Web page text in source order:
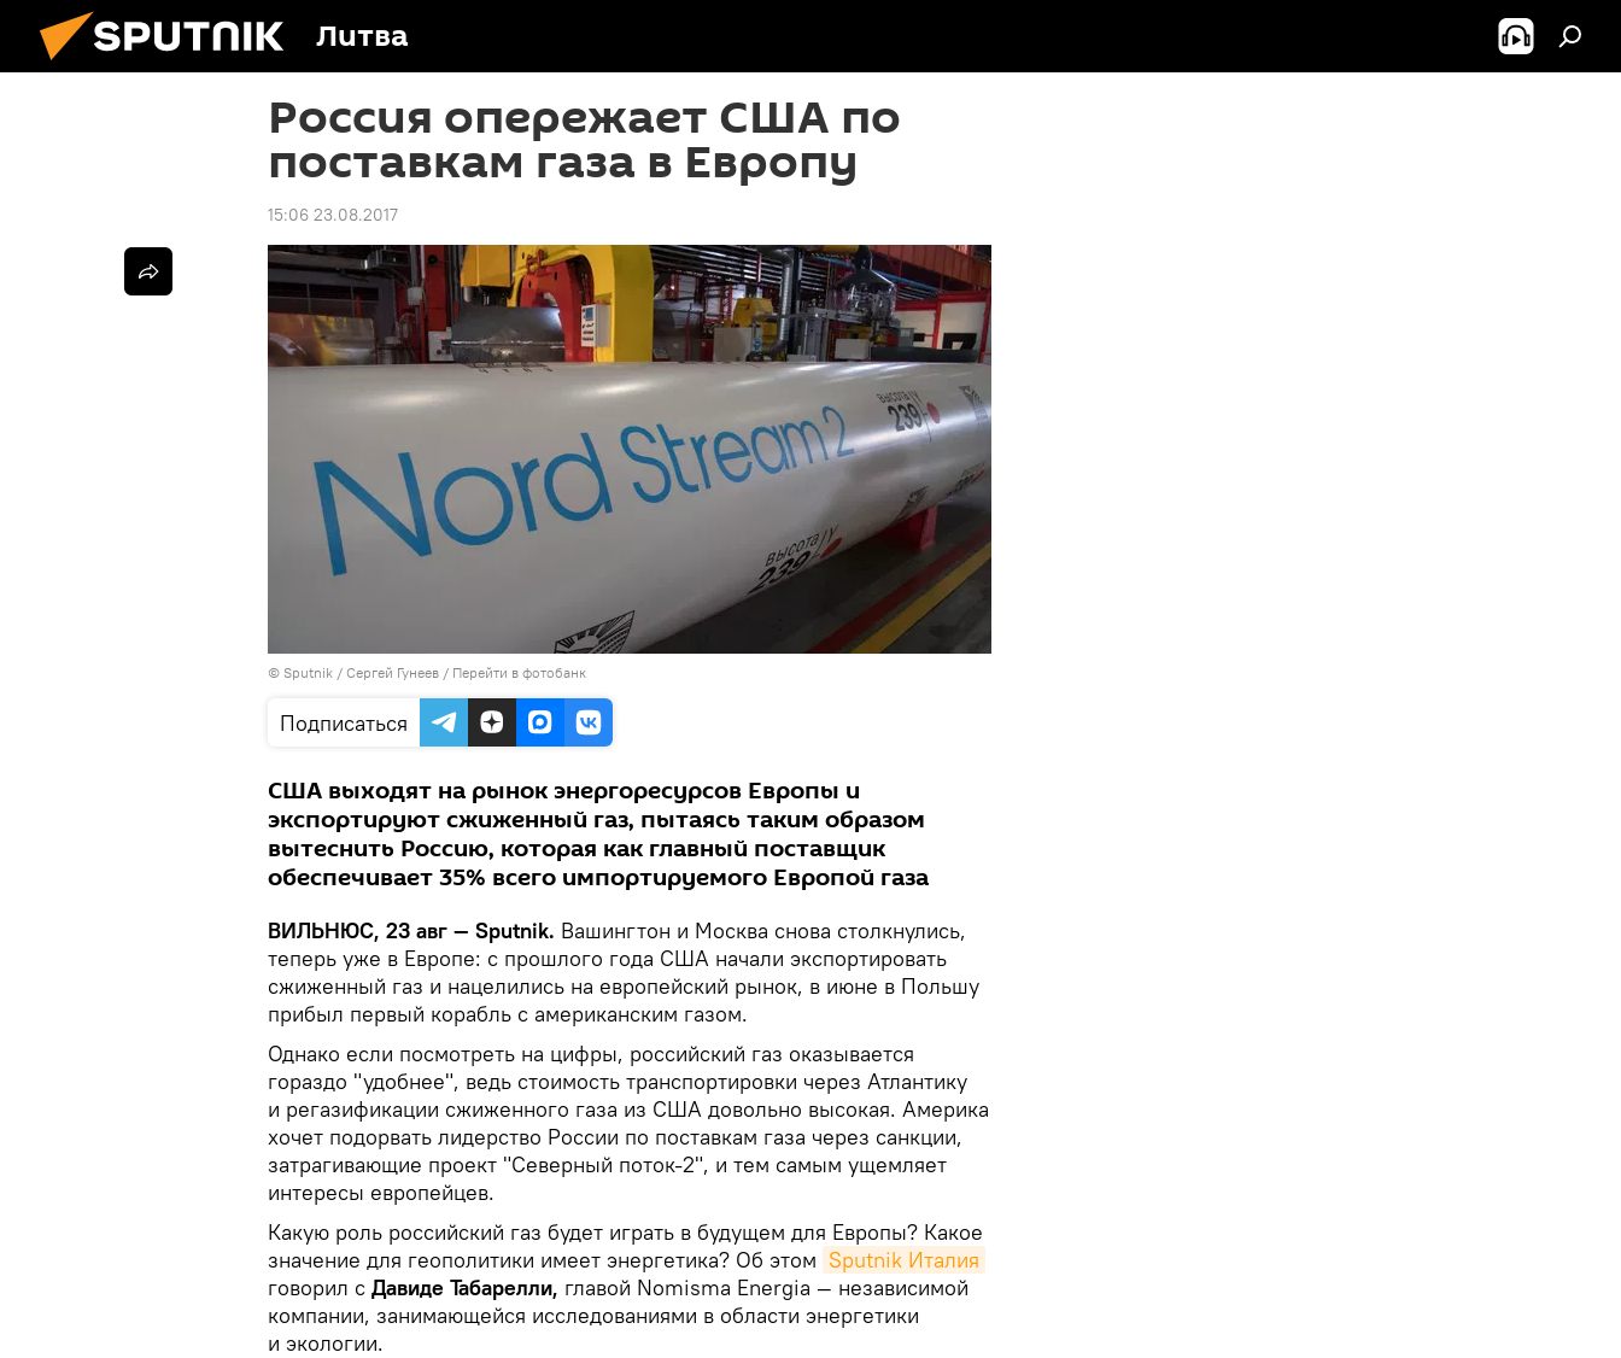
Литва
Россия опережает США по
поставкам газа в Европу
15:06 23.08.2017
© Sputnik / Сергей Гунеев / Перейти в фотобанк
Подписаться
США выходят на рынок энергоресурсов Европы и
экспортируют сжиженный газ, пытаясь таким образом
вытеснить Россию, которая как главный поставщик
обеспечивает 35% всего импортируемого Европой газа
ВИЛЬНЮС, 23 авг — Sputnik. Вашингтон и Москва снова столкнулись,
теперь уже в Европе: с прошлого года США начали экспортировать
сжиженный газ и нацелились на европейский рынок, в июне в Польшу
прибыл первый корабль с американским газом.
Однако если посмотреть на цифры, российский газ оказывается
гораздо "удобнее", ведь стоимость транспортировки через Атлантику
и регазификации сжиженного газа из США довольно высокая. Америка
хочет подорвать лидерство России по поставкам газа через санкции,
затрагивающие проект "Северный поток-2", и тем самым ущемляет
интересы европейцев.
Какую роль российский газ будет играть в будущем для Европы? Какое
значение для геополитики имеет энергетика? Об этом Sputnik Италия
говорил с Давиде Табарелли, главой Nomisma Energia — независимой
компании, занимающейся исследованиями в области энергетики
и экологии.